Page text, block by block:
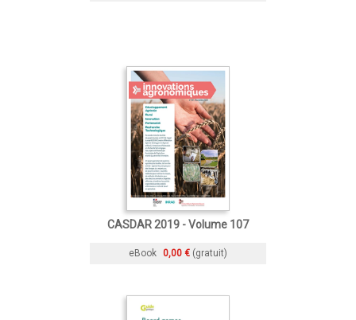
CASDAR 2019 - Volume 107
eBook 0,00 € (gratuit)